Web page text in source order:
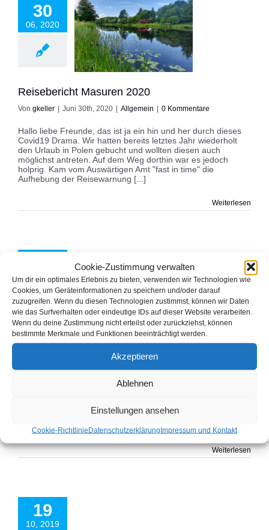
Cookie-Zustimmung verwalten
Um dir ein optimales Erlebnis zu bieten, verwenden wir Technologien wie
Cookies, um Geräteinformationen zu speichern und/oder darauf
zuzugreifen. Wenn du diesen Technologien zustimmst, können wir Daten
wie das Surfverhalten oder eindeutige IDs auf dieser Website verarbeiten.
Wenn du deine Zustimmung nicht erteilst oder zurückziehst, können
bestimmte Merkmale und Funktionen beeinträchtigt werden.
Akzeptieren
Ablehnen
Einstellungen ansehen
Cookie-RichtlinieDatenschutzerklärungImpressum und Kontakt
30
06, 2020
Reisebericht Masuren 2020
Von gkeller Juni 30th, 2020 Allgemein 0 Kommentare
Hallo liebe Freunde, das ist ja ein hin und her durch dieses
Covid19 Drama. Wir hatten bereits letztes Jahr wiederholt
den Urlaub in Polen gebucht und wollten diesen auch
möglichst antreten. Auf dem Weg dorthin war es jedoch
holprig. Kam vom Auswärtigen Amt "fast in time" die
Aufhebung der Reisewarnung [...]
Weiterlesen
05, 2020
im Oversum
Zu Besuch im Oversum Winterberg
| Allgemein |
Seit kurzem dürfen die Hotels in NRW wieder Gäste
empfangen. Das Wetter ist super und ein langes
entdecken. Spaß haben steht auf der Tagesordnung und das
soll dort sein wo der Name Programm ist? Fort Fun im
Sauerland. Winterberg [...]
Weiterlesen
19
10, 2019
vergeht – das
2019